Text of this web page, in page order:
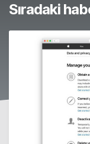
Sıradaki